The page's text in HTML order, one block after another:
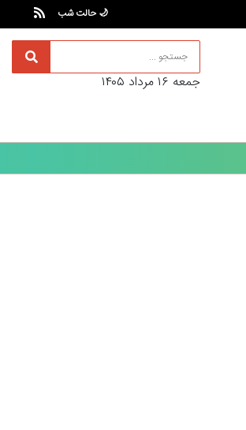
🌙 حالت شب
جمعه ۱۶ مرداد ۱۴۰۵